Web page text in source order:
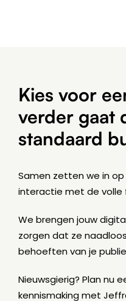
Kies voor
verder gaat
standaard
Samen zetten we in
interactie met de volle
We brengen jouw
zorgen dat ze
behoeften van je
Nieuwsgierig? Plan nu
kennismaking met